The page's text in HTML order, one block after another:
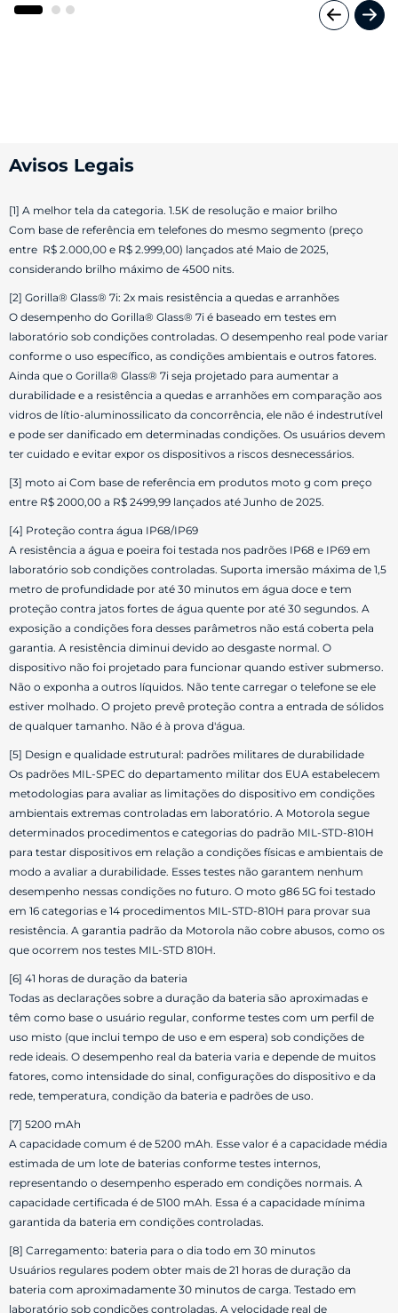
Avisos Legais
[1] A melhor tela da categoria. 1.5K de resolução e maior brilho
Com base de referência em telefones do mesmo segmento (preço
entre R$ 2.000,00 e R$ 2.999,00) lançados até Maio de 2025,
considerando brilho máximo de 4500 nits.
[2] Gorilla® Glass® 7i: 2x mais resistência a quedas e arranhões
O desempenho do Gorilla® Glass® 7i é baseado em testes em
laboratório sob condições controladas. O desempenho real pode variar
conforme o uso específico, as condições ambientais e outros fatores.
Ainda que o Gorilla® Glass® 7i seja projetado para aumentar a
durabilidade e a resistência a quedas e arranhões em comparação aos
vidros de lítio-aluminossilicato da concorrência, ele não é indestrutível
e pode ser danificado em determinadas condições. Os usuários devem
ter cuidado e evitar expor os dispositivos a riscos desnecessários.
[3] moto ai Com base de referência em produtos moto g com preço
entre R$ 2000,00 a R$ 2499,99 lançados até Junho de 2025.
[4] Proteção contra água IP68/IP69
A resistência a água e poeira foi testada nos padrões IP68 e IP69 em
laboratório sob condições controladas. Suporta imersão máxima de 1,5
metro de profundidade por até 30 minutos em água doce e tem
proteção contra jatos fortes de água quente por até 30 segundos. A
exposição a condições fora desses parâmetros não está coberta pela
garantia. A resistência diminui devido ao desgaste normal. O
dispositivo não foi projetado para funcionar quando estiver submerso.
Não o exponha a outros líquidos. Não tente carregar o telefone se ele
estiver molhado. O projeto prevê proteção contra a entrada de sólidos
de qualquer tamanho. Não é à prova d'água.
[5] Design e qualidade estrutural: padrões militares de durabilidade
Os padrões MIL-SPEC do departamento militar dos EUA estabelecem
metodologias para avaliar as limitações do dispositivo em condições
ambientais extremas controladas em laboratório. A Motorola segue
determinados procedimentos e categorias do padrão MIL-STD-810H
para testar dispositivos em relação a condições físicas e ambientais de
modo a avaliar a durabilidade. Esses testes não garantem nenhum
desempenho nessas condições no futuro. O moto g86 5G foi testado
em 16 categorias e 14 procedimentos MIL-STD-810H para provar sua
resistência. A garantia padrão da Motorola não cobre abusos, como os
que ocorrem nos testes MIL-STD 810H.
[6] 41 horas de duração da bateria
Todas as declarações sobre a duração da bateria são aproximadas e
têm como base o usuário regular, conforme testes com um perfil de
uso misto (que inclui tempo de uso e em espera) sob condições de
rede ideais. O desempenho real da bateria varia e depende de muitos
fatores, como intensidade do sinal, configurações do dispositivo e da
rede, temperatura, condição da bateria e padrões de uso.
[7] 5200 mAh
A capacidade comum é de 5200 mAh. Esse valor é a capacidade média
estimada de um lote de baterias conforme testes internos,
representando o desempenho esperado em condições normais. A
capacidade certificada é de 5100 mAh. Essa é a capacidade mínima
garantida da bateria em condições controladas.
[8] Carregamento: bateria para o dia todo em 30 minutos
Usuários regulares podem obter mais de 21 horas de duração da
bateria com aproximadamente 30 minutos de carga. Testado em
laboratório sob condições controladas. A velocidade real de